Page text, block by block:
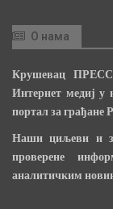
О нама
Крушевац ПРЕСС
Интернет медиј у
портал за грађане
Наши циљеви и
проверене
аналитичким